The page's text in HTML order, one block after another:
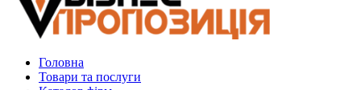
Головна
Товари та послуги